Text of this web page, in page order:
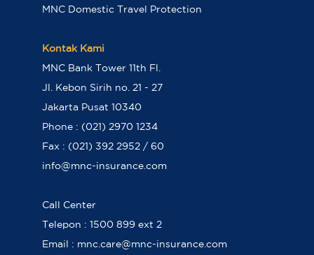
MNC Domestic Travel Protection
Kontak Kami
MNC Bank Tower 11th Fl.
Jl. Kebon Sirih no. 21 - 27
Jakarta Pusat 10340
Phone : (021) 2970 1234
Fax : (021) 392 2952 / 60
info@mnc-insurance.com
Call Center
Telepon : 1500 899 ext 2
Email : mnc.care@mnc-insurance.com